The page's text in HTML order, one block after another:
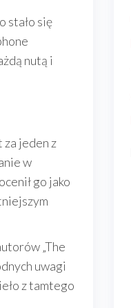
stało się
nutą i
za jeden z
w
go jako
„The
uwagi
z tamtego